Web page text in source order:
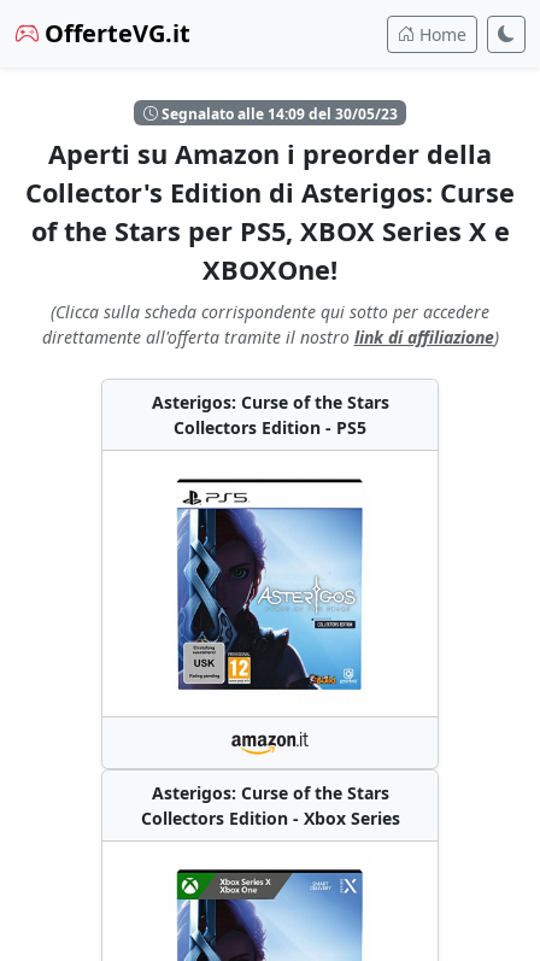
OfferteVG.it Home
Segnalato alle 14:09 del 30/05/23
Aperti su Amazon i preorder della
Collector's Edition di Asterigos: Curse
of the Stars per PS5, XBOX Series X e
XBOXOne!
(Clicca sulla scheda corrispondente qui sotto per accedere
direttamente all'offerta tramite il nostro link di affiliazione)
Asterigos: Curse of the Stars
Collectors Edition - PS5
Asterigos: Curse of the Stars
Collectors Edition - Xbox Series